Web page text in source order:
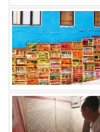
Tư vấn
Chuyên mục khác
Emagazine
Photo
Video
VTV Money